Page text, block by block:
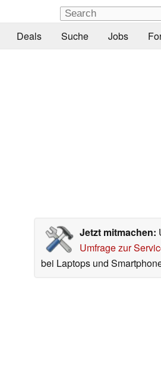
Deals Suche Jobs
Jetzt mitmachen:
Umfrage zur
bei Laptops und